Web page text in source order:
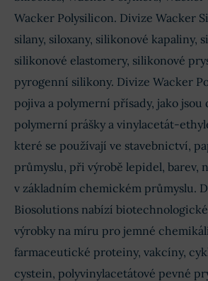
investičními výdaji. Společnost je
ukotvena v megatrendech, jako
a digitalizace, což slibuje
Pro rok 2024 management
stagnaci trhu bez výrazného
příběhem nadcházejícího roku
transformace: firmamasivně
specialit pro elektromobilitu,
biotechnologie
. Investoři by
stabilizaci v segmentu
snižování nákladů na energie.
kapacitu na budoucí cyklus růstu,
zůstává udržitelnost a
dominance v dodávkách pro
systémy .
Wacker Polysilicon. Divize Wacker
silany, siloxany, silikonové kapaliny,
silikonové elastomery, silikonové
pyrogenní silikony. Divize Wacker
pojiva a polymerní přísady, jako jsou
polymerní prášky a vinylacetát-
které se používají ve stavebnictví,
průmyslu, při výrobě lepidel, barev,
v základním chemickém průmyslu.
Biosolutions nabízí
výrobky na míru pro jemné
farmaceutické proteiny, vakcíny,
cystein, polyvinylacetátové pevné